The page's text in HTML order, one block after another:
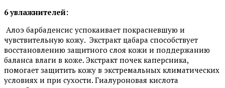
6 увлажнителей:
Алоэ барбаденсис успокаивает покрасневшую и
чувствительную кожу. Экстракт цабара способствует
восстановлению защитного слоя кожи и поддержанию
баланса влаги в коже. Экстракт почек каперсника,
помогает защитить кожу в экстремальных климатических
условиях и при сухости. Гиалуроновая кислота